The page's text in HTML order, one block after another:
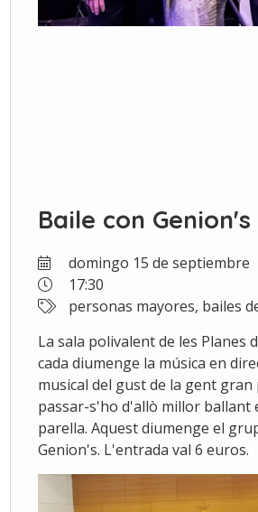
Baile con Genion's
domingo 15 de septiembre
17:30
personas mayores, bailes
La sala polivalent de les Planes
cada diumenge la música en
musical del gust de la gent
passar-s'ho d'allò millor ballant
parella. Aquest diumenge el
Genion's. L'entrada val 6 euros.